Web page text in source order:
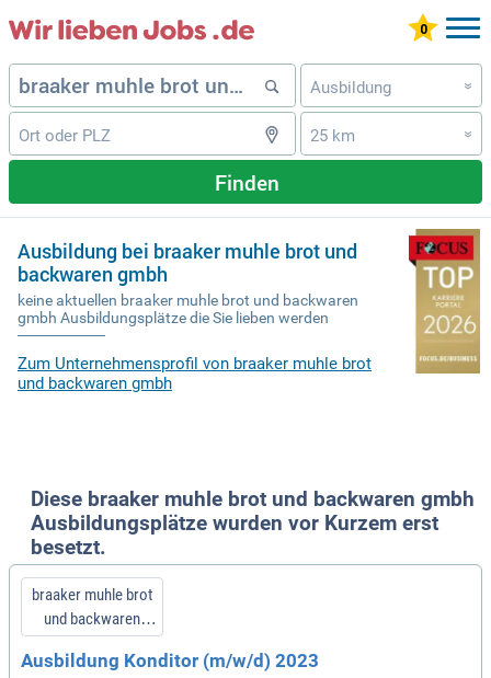
Ausbildung »
25 km »
Finden
Ausbildung bei braaker muhle brot und
backwaren gmbh
keine aktuellen braaker muhle brot und backwaren
gmbh Ausbildungsplätze die Sie lieben werden
Zum Unternehmensprofil von braaker muhle brot
und backwaren gmbh
Diese braaker muhle brot und backwaren gmbh
Ausbildungsplätze wurden vor Kurzem erst
besetzt.
braaker muhle brot
und backwaren
Ausbildung Konditor (m/w/d) 2023